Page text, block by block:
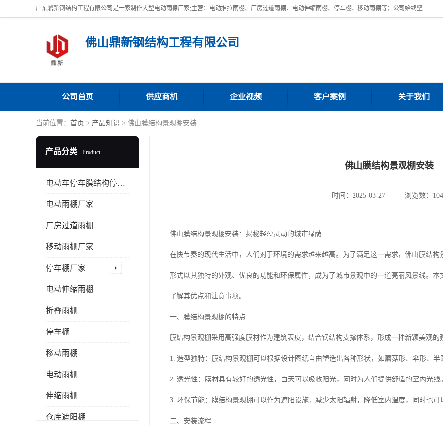
广东鼎新钢结构工程有限公司是一家制作大型电动雨棚厂家;主营：电动推拉雨棚、厂房过道雨棚、电动伸缩雨棚、停车棚、移动雨棚等；公司始终坚持结构创新,品质优越,美观形象,且售后服务好。公司充分吸纳当今休闲用品的前端技术和风格,为您带来质价相宜,时尚典雅的各种户外用品,
佛山鼎新钢结构工程有限公司
公司首页 供应商机 企业视频 客户案例 关于我们
当前位置： 首页 > 产品知识 > 佛山膜结构景观棚安装
产品分类 Product
电动车停车膜结构停车棚
电动雨棚厂家
厂房过道雨棚
移动雨棚厂家
停车棚厂家
电动伸缩雨棚
折叠雨棚
停车棚
移动雨棚
电动雨棚
伸缩雨棚
仓库遮阳棚
佛山膜结构景观棚安装
时间：2025-03-27 浏览数：
佛山膜结构景观棚安装：揭秘轻盈灵动的城市绿荫
在快节奏的现代生活中，人们对于环境的需求越来越高。为了满足这一需求，佛山膜结
形式以其独特的外观、优良的功能和环保属性，成为了城市景观中的一道亮丽风景线。
了解其优点和注意事项。
一、膜结构景观棚的特点
膜结构景观棚采用高强度膜材作为建筑表皮，结合钢结构支撑体系，形成一种新颖美观的
1. 造型独特：膜结构景观棚可以根据设计图纸自由塑造出各种形状，如蘑菇形、伞形、半
2. 透光性：膜材具有较好的透光性，白天可以吸收阳光，同时为人们提供舒适的室内光线。
3. 环保节能：膜结构景观棚可以作为遮阳设施，减少太阳辐射，降低室内温度，同时也可
二、安装流程